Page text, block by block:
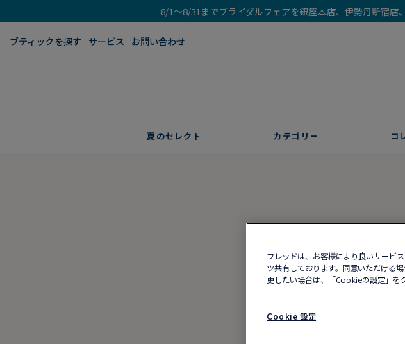
8/1～8/31までブライダルフェアを銀座本店、伊勢丹新宿店
ブティックを探す​ サービス お問い合わせ
夏のセレクト カテゴリー コ
フレッドは、お客様により良いサービ
ツ共有しております。同意いただける
更したい場合は、「Cookieの設定」を
Cookie 設定